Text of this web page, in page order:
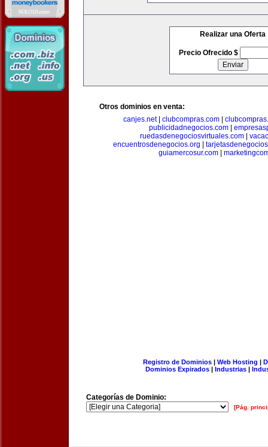
Realizar una Oferta
Precio Ofrecido $
Otros dominios en venta:
canjes.net| clubcompras.com
publicidadnegocios.com
ruedasdenegociosvirtuales.com|
encuentrosdenegocios.org
guiamercosur.com
Registro de Dominios| Web Hosting |
Dominios Expirados | Industrias |
Categorías de Dominio:
[Pág.